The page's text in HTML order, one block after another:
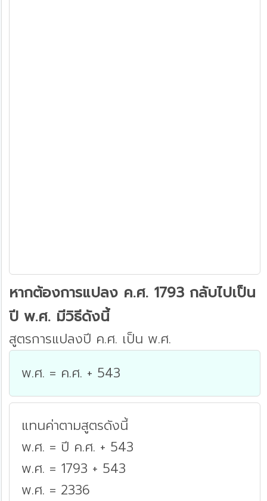
หากต้องการแปลง ค.ศ. 1793 กลับไปเป็น
ปี พ.ศ. มีวิธีดังนี้
สูตรการแปลงปี ค.ศ. เป็น พ.ศ.
พ.ศ. = ค.ศ. + 543
แทนค่าตามสูตรดังนี้
พ.ศ. = ปี ค.ศ. + 543
พ.ศ. = 1793 + 543
พ.ศ. = 2336